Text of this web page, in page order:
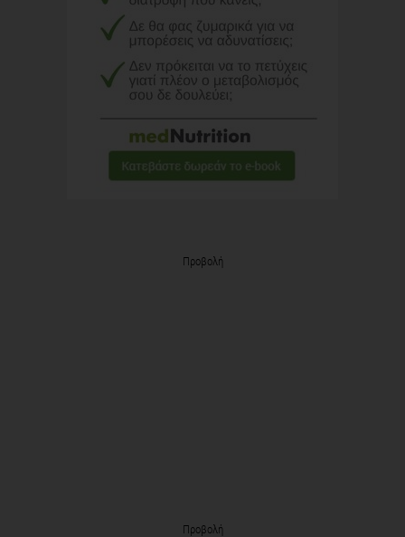
Προβολή
Προβολή